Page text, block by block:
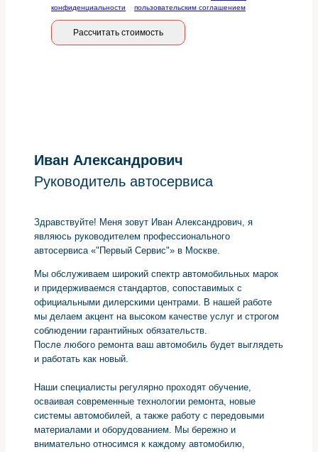
конфиденциальности
пользовательским соглашением
Рассчитать стоимость
Иван Александрович
Руководитель автосервиса
Здравствуйте! Меня зовут Иван Александрович, я
являюсь руководителем профессионального
автосервиса «"Первый Сервис"» в Москве.
Мы обслуживаем широкий спектр автомобильных марок
и придерживаемся стандартов, сопоставимых с
официальными дилерскими центрами. В нашей работе
мы делаем акцент на высоком качестве услуг и строгом
соблюдении гарантийных обязательств.
После любого ремонта ваш автомобиль будет выглядеть
и работать как новый.
Наши специалисты регулярно проходят обучение,
осваивая современные технологии ремонта, новые
системы автомобилей, а также работу с передовыми
материалами и оборудованием. Мы бережно и
внимательно относимся к каждому автомобилю,